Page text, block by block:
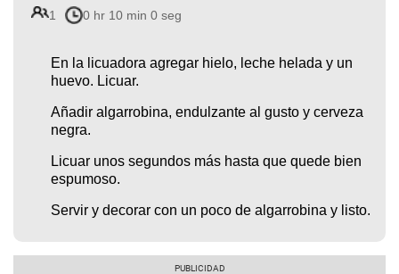
1 0 hr 10 min 0 seg
En la licuadora agregar hielo, leche helada y un
huevo. Licuar.
Añadir algarrobina, endulzante al gusto y cerveza
negra.
Licuar unos segundos más hasta que quede bien
espumoso.
Servir y decorar con un poco de algarrobina y listo.